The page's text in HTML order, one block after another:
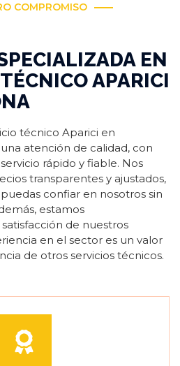
COMPROMISO
EN
APARICI
técnico Aparici en
atención de calidad, con
rápido y fiable. Nos
transparentes y ajustados,
confiar en nosotros sin
estamos
de nuestros
en el sector es un valor
de otros servicios técnicos.